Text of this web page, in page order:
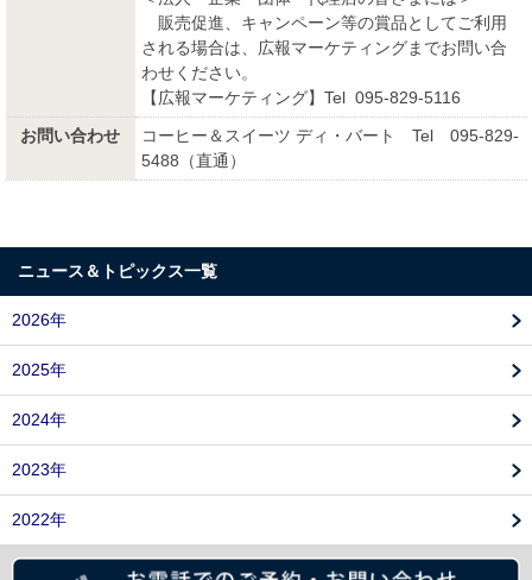
販売促進、キャンペーン等の賞品としてご利用
される場合は、広報マーケティングまでお問い合
わせください。
【広報マーケティング】Tel 095-829-5116
お問い合わせ
コーヒー＆スイーツ ディ・バート Tel 095-829-
5488（直通）
ニュース＆トピックス一覧
2026年
2025年
2024年
2023年
2022年